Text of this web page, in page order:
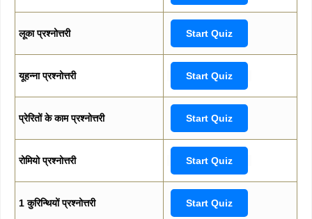
लूका प्रश्नोत्तरी Start Quiz
यूहन्ना प्रश्नोत्तरी Start Quiz
प्रेरितों के काम प्रश्नोत्तरी Start Quiz
रोमियो प्रश्नोत्तरी Start Quiz
1 कुरिन्थियों प्रश्नोत्तरी Start Quiz